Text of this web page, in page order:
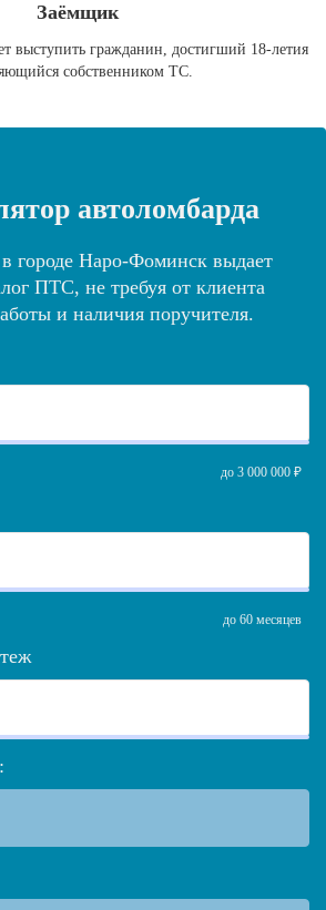
Заёмщик
выступить гражданин, достигший 18-летия
собственником ТС.
автоломбарда
городе Наро-Фоминск выдает
ПТС, не требуя от клиента
и наличия поручителя.
до 3 000 000 ₽
до 60 месяцев